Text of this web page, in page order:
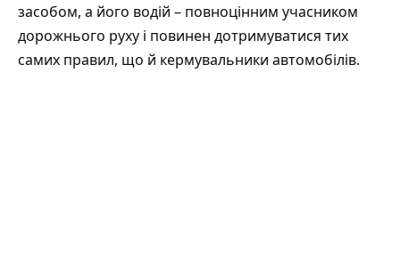
засобом, а його водій – повноцінним учасником
дорожнього руху і повинен дотримуватися тих
самих правил, що й кермувальники автомобілів.